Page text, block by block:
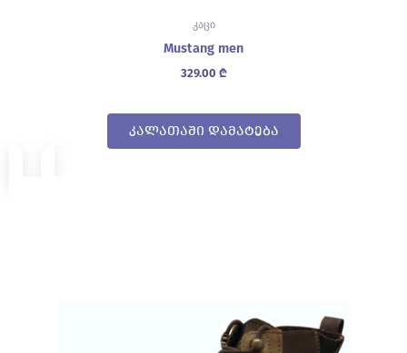
კაცი
Mustang men
329.00 ₾
კალათაში დამატება